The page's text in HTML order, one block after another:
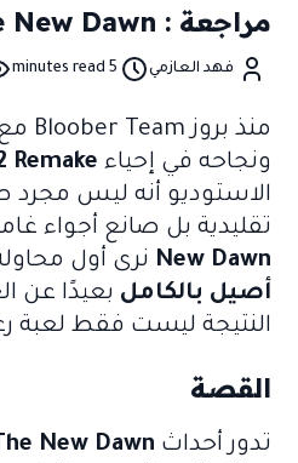
مراجعة : Cronos: The New Dawn
فهد العازمي 5 minutes read
منذ بروز Bloober Team مع
ونجاحه في إحياء Remake
الاستوديو أنه ليس مجرد
تقليدية بل صانع أجواء
New Dawn نرى أول
أصيل بالكامل بعيدًا عن
النتيجة ليست فقط لعبة
القصة
تدور أحداث New Dawn